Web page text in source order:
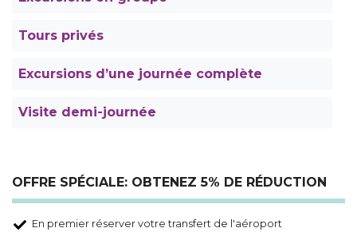
Tours privés
Excursions d’une journée complète
Visite demi-journée
OFFRE SPÉCIALE: OBTENEZ 5% DE RÉDUCTION
En premier réserver votre transfert de l'aéroport